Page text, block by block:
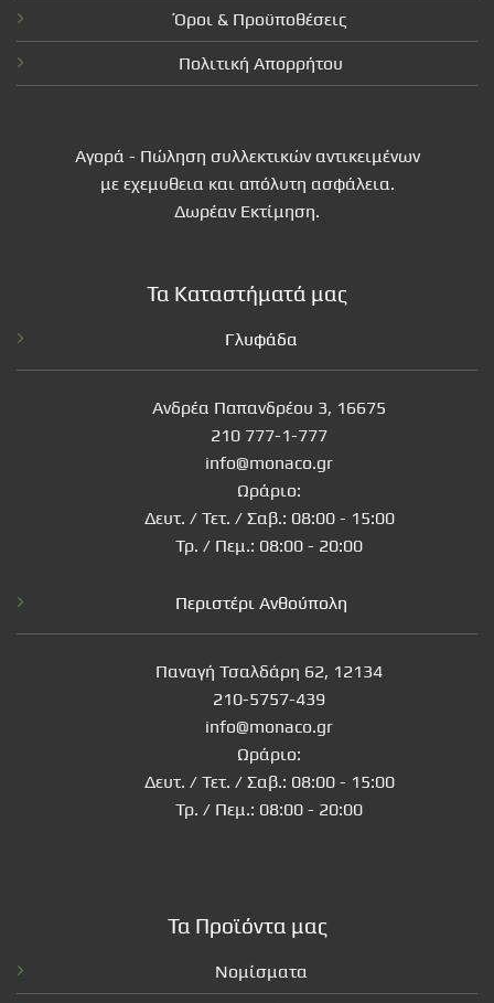
Όροι & Προϋποθέσεις
Πολιτική Απορρήτου
Αγορά - Πώληση συλλεκτικών αντικειμένων
με εχεμυθεια και απόλυτη ασφάλεια.
Δωρέαν Εκτίμηση.
Τα Καταστήματά μας
Γλυφάδα
Ανδρέα Παπανδρέου 3, 16675
210 777-1-777
info@monaco.gr
Ωράριο:
Δευτ. / Τετ. / Σαβ.: 08:00 - 15:00
Τρ. / Πεμ.: 08:00 - 20:00
Περιστέρι Ανθούπολη
Παναγή Τσαλδάρη 62, 12134
210-5757-439
info@monaco.gr
Ωράριο:
Δευτ. / Τετ. / Σαβ.: 08:00 - 15:00
Τρ. / Πεμ.: 08:00 - 20:00
Τα Προϊόντα μας
Νομίσματα